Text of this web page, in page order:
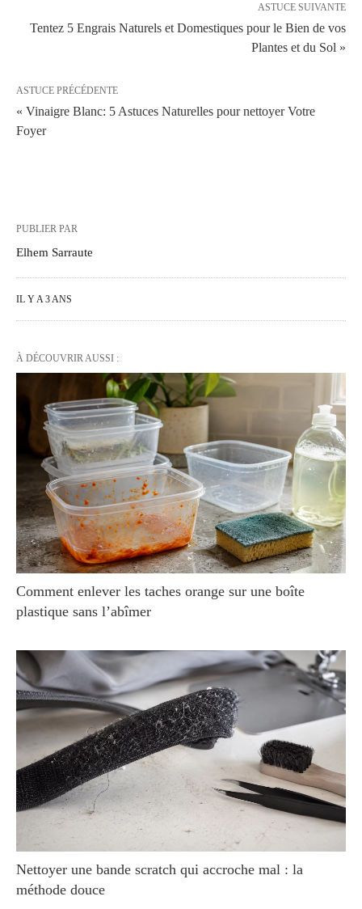
ASTUCE SUIVANTE
Tentez 5 Engrais Naturels et Domestiques pour le Bien de vos
Plantes et du Sol »
ASTUCE PRÉCÉDENTE
« Vinaigre Blanc: 5 Astuces Naturelles pour nettoyer Votre
Foyer
PUBLIER PAR
Elhem Sarraute
IL Y A 3 ANS
À DÉCOUVRIR AUSSI :
Comment enlever les taches orange sur une boîte
plastique sans l’abîmer
Nettoyer une bande scratch qui accroche mal : la
méthode douce